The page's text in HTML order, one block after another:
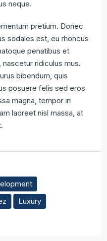
neque.
pretium. Donec
sodales est, eu rhoncus
penatibus et
ridiculus mus.
bibendum, quis
posuere felis sed eros
magna, tempor in
laoreet nisl massa, at
Luxury